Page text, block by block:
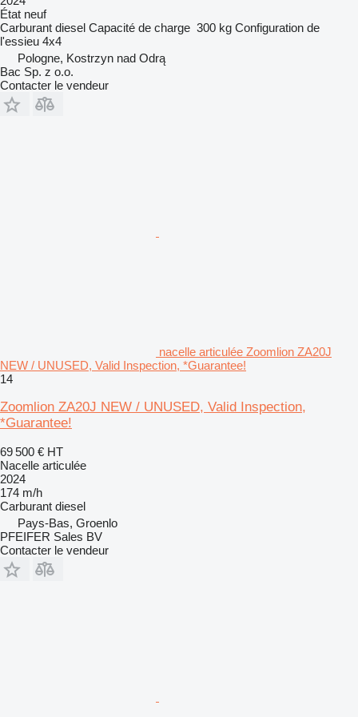
État neuf
Carburant diesel Capacité de charge 300 kg Configuration de
l'essieu 4x4
Pologne, Kostrzyn nad Odrą
Bac Sp. z o.o.
Contacter le vendeur
nacelle articulée Zoomlion ZA20J
NEW / UNUSED, Valid Inspection, *Guarantee!
14
Zoomlion ZA20J NEW / UNUSED, Valid Inspection,
*Guarantee!
69 500 € HT
Nacelle articulée
2024
174 m/h
Carburant diesel
Pays-Bas, Groenlo
PFEIFER Sales BV
Contacter le vendeur